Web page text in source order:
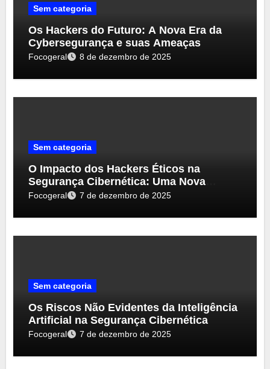
Sem categoria
Os Hackers do Futuro: A Nova Era da
Cybersegurança e suas Ameaças
Focogeral 8 de dezembro de 2025
Sem categoria
O Impacto dos Hackers Éticos na
Segurança Cibernética: Uma Nova
Perspectiva
Focogeral 7 de dezembro de 2025
Sem categoria
Os Riscos Não Evidentes da Inteligência
Artificial na Segurança Cibernética
Focogeral 7 de dezembro de 2025